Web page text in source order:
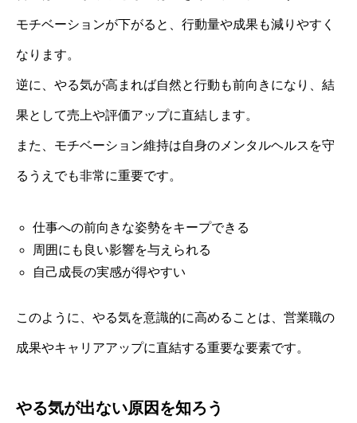
モチベーションが下がると、行動量や成果も減りやすく
なります。
逆に、やる気が高まれば自然と行動も前向きになり、結
果として売上や評価アップに直結します。
また、モチベーション維持は自身のメンタルヘルスを守
るうえでも非常に重要です。
仕事への前向きな姿勢をキープできる
周囲にも良い影響を与えられる
自己成長の実感が得やすい
このように、やる気を意識的に高めることは、営業職の
成果やキャリアアップに直結する重要な要素です。
やる気が出ない原因を知ろう